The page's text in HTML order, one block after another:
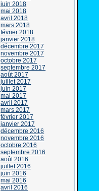
juin 2018
mai 2018
avril 2018
mars 2018
février 2018
janvier 2018
décembre 2017
novembre 2017
octobre 2017
septembre 2017
août 2017
juillet 2017
juin 2017
mai 2017
avril 2017
mars 2017
février 2017
janvier 2017
décembre 2016
novembre 2016
octobre 2016
septembre 2016
août 2016
juillet 2016
juin 2016
mai 2016
avril 2016